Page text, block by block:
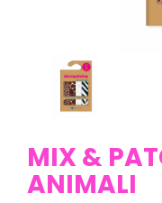
MIX &
ANIMALI